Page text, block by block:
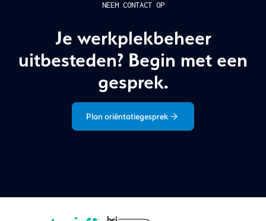
NEEM CONTACT OP
Je werkplekbeheer
uitbesteden? Begin met een
gesprek.
Plan oriëntatiegesprek